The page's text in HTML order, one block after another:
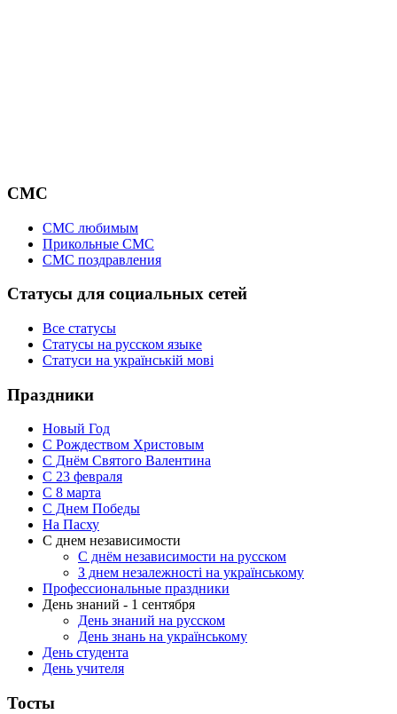
СМС
СМС любимым
Прикольные СМС
СМС поздравления
Статусы для социальных сетей
Все статусы
Статусы на русском языке
Статуси на українській мові
Праздники
Новый Год
С Рождеством Христовым
С Днём Святого Валентина
С 23 февраля
C 8 марта
С Днем Победы
На Пасху
С днем независимости
С днём независимости на русском
З днем незалежності на українському
Профессиональные праздники
День знаний - 1 сентября
День знаний на русском
День знань на українському
День студента
День учителя
Тосты